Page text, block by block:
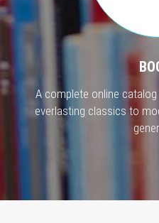
A complete online
everlasting classics to